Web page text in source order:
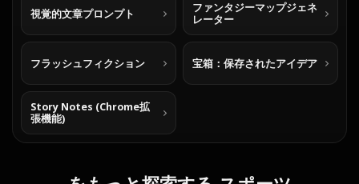
視覚的文章プロンプト
ファンタジーマップジェネ
レーター
フラッシュフィクション 宝箱：保存されたアイデア
Story Notes (Chrome拡
張機能)